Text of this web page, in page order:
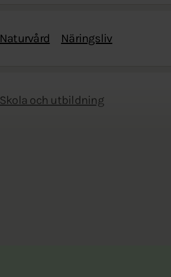
Naturvård Näringsliv
Skola och utbildning